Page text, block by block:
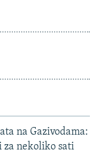
na Gazivodama:
za nekoliko sati